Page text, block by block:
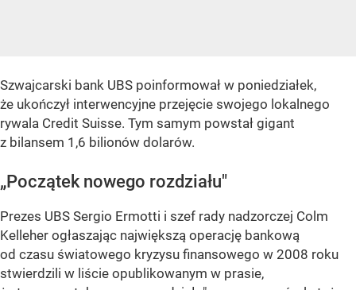
Szwajcarski bank UBS poinformował w poniedziałek,
że ukończył interwencyjne przejęcie swojego lokalnego
rywala Credit Suisse. Tym samym powstał gigant
z bilansem 1,6 bilionów dolarów.
„Początek nowego rozdziału"
Prezes UBS Sergio Ermotti i szef rady nadzorczej Colm
Kelleher ogłaszając największą operację bankową
od czasu światowego kryzysu finansowego w 2008 roku
stwierdzili w liście opublikowanym w prasie,